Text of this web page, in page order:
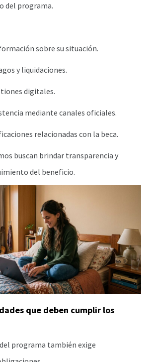
del programa.
sobre su situación.
y liquidaciones.
digitales.
mediante canales oficiales.
relacionadas con la beca.
buscan brindar transparencia y
del beneficio.
que deben cumplir los
programa también exige